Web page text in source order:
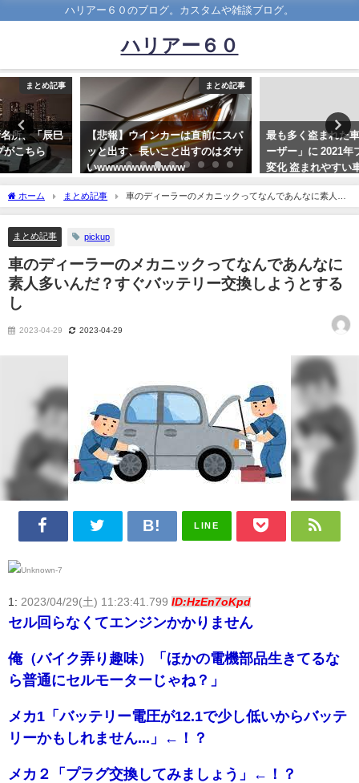
ハリアー６０のブログ。カスタムや雑談ブログ。
ハリアー６０
【悲報】ウインカーは直前にスパ
ッと出す、長いこと出すのはダサ
いwwwwwwwwwww
最も多く盗まれた車「ランドクル
ーザー」に 2021年プリウスから
変化 盗まれやすい車種とは
ホーム まとめ記事
車のディーラーのメカニックってなんであんなに素人多
いんだ？すぐバッテリー交換しようとするし
まとめ記事 pickup
車のディーラーのメカニックってなんであんなに
素人多いんだ？すぐバッテリー交換しようとする
し
2023-04-29 2023-04-29
LINE
1: 2023/04/29(土) 11:23:41.799 ID:HzEn7oKpd
セル回らなくてエンジンかかりません
俺（バイク弄り趣味）「ほかの電機部品生きてるな
ら普通にセルモーターじゃね？」
メカ1「バッテリー電圧が12.1で少し低いからバッテ
リーかもしれません...」←！？
メカ２「プラグ交換してみましょう」←！？